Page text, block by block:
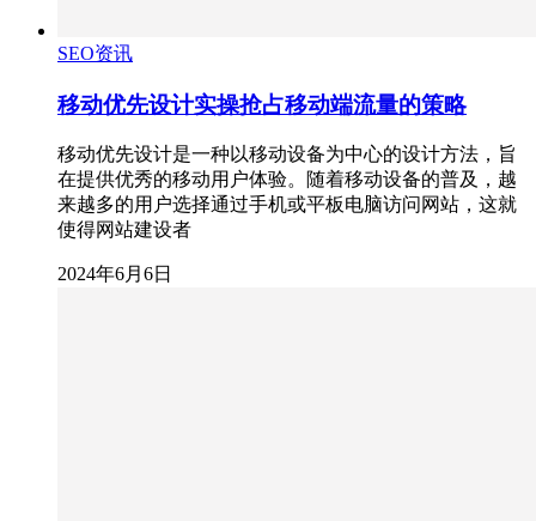
SEO资讯
移动优先设计实操抢占移动端流量的策略
移动优先设计是一种以移动设备为中心的设计方法，旨
在提供优秀的移动用户体验。随着移动设备的普及，越
来越多的用户选择通过手机或平板电脑访问网站，这就
使得网站建设者
2024年6月6日